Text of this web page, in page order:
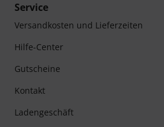
Service
Versandkosten und Lieferzeiten
Hilfe-Center
Gutscheine
Kontakt
Ladengeschäft